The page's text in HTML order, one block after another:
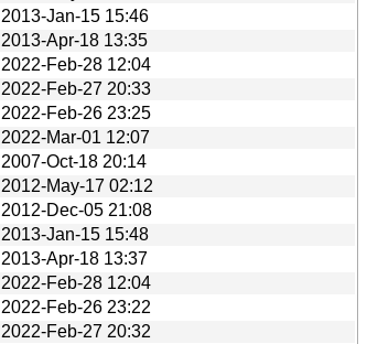
2013-Jan-15 15:46
2013-Apr-18 13:35
2022-Feb-28 12:04
2022-Feb-27 20:33
2022-Feb-26 23:25
2022-Mar-01 12:07
2007-Oct-18 20:14
2012-May-17 02:12
2012-Dec-05 21:08
2013-Jan-15 15:48
2013-Apr-18 13:37
2022-Feb-28 12:04
2022-Feb-26 23:22
2022-Feb-27 20:32